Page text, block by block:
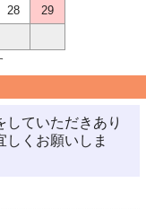
28
29
ていただきあり
しくお願いしま